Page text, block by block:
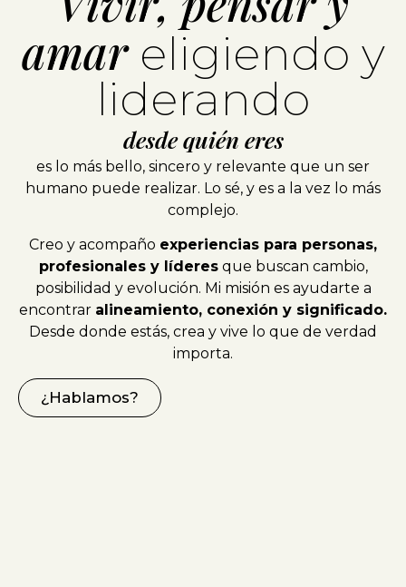
amareligiendo y
liderando
desde quién eres
es lo más bello, sincero y relevante que un ser
humano puede realizar. Lo sé, y es a la vez lo más
complejo.
Creo y acompaño experiencias para personas,
profesionales y líderesque buscan cambio,
posibilidad y evolución. Mi misión es ayudarte a
encontrar alineamiento, conexión y significado.
Desde donde estás, crea y vive lo que de verdad
importa.
¿Hablamos?